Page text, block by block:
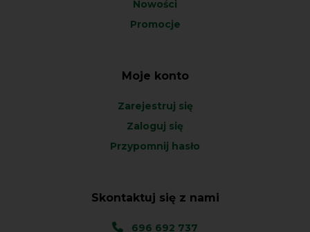
Nowości
Promocje
Moje konto
Zarejestruj się
Zaloguj się
Przypomnij hasło
Skontaktuj się z nami
696 692 737